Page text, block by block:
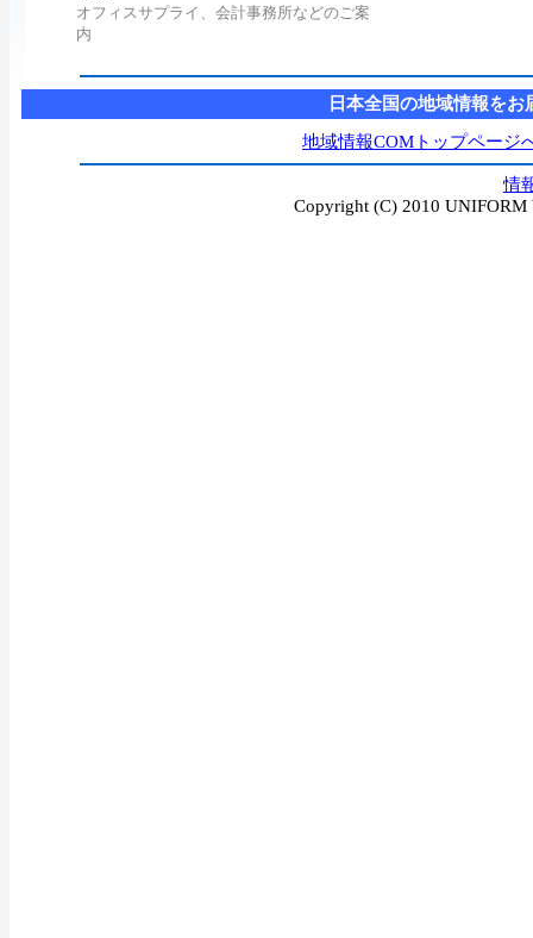
オフィスサプライ、会計事務所などのご案
内
日本全国の地域情報をお
地域情報COMトップページ
情
Copyright (C) 2010